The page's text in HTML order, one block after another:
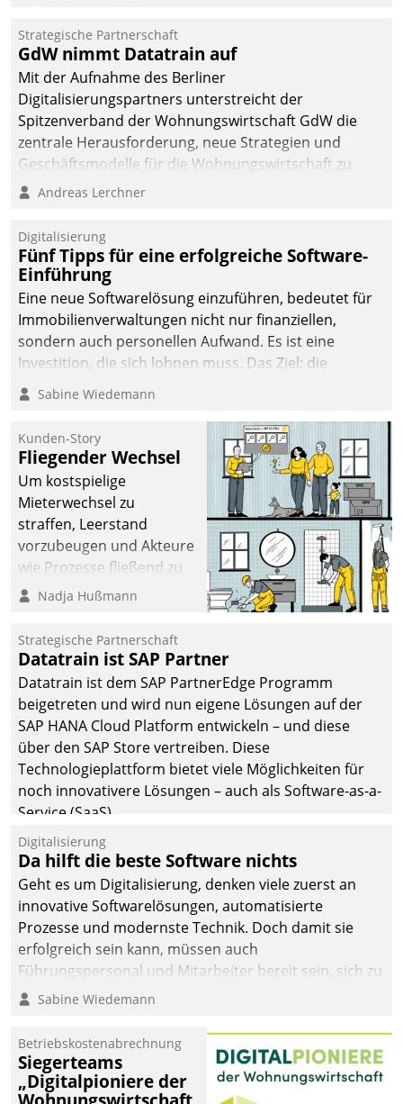
Unternehmen.
Strategische Partnerschaft
GdW nimmt Datatrain auf
Mit der Aufnahme des Berliner
Digitalisierungspartners unterstreicht der
Spitzenverband der Wohnungswirtschaft GdW die
zentrale Herausforderung, neue Strategien und
Geschäftsmodelle für die Wohnungswirtschaft zu
entwickeln.
Andreas Lerchner
Digitalisierung
Fünf Tipps für eine erfolgreiche Software-
Einführung
Eine neue Softwarelösung einzuführen, bedeutet für
Immobilienverwaltungen nicht nur finanziellen,
sondern auch personellen Aufwand. Es ist eine
Investition, die sich lohnen muss. Das Ziel: die
nachhaltige Optimierung der Geschäftsabläufe. Damit
dieses Ziel erreicht wird, sollten einige Grundregeln
Sabine Wiedemann
Kunden-Story
Fliegender Wechsel
Um kostspielige
Mieterwechsel zu
straffen, Leerstand
vorzubeugen und Akteure
wie Prozesse fließend zu
vernetzen, nutzt die
Jahresbeginn eine
Überblick, Einsicht und
Eingriff bietende Lösung.
Zur Entwicklung setzte
man auf
Cloudtechnologie,
bewährte und Startup-
Partner sowie erstmals
agile Projektmethoden.
Nadja Hußmann
Strategische Partnerschaft
Datatrain ist SAP Partner
Datatrain ist dem SAP PartnerEdge Programm
beigetreten und wird nun eigene Lösungen auf der
SAP HANA Cloud Platform entwickeln – und diese
über den SAP Store vertreiben. Diese
Technologieplattform bietet viele Möglichkeiten für
noch innovativere Lösungen – auch als Software-as-a-
Service (SaaS).
Digitalisierung
Da hilft die beste Software nichts
Geht es um Digitalisierung, denken viele zuerst an
innovative Softwarelösungen, automatisierte
Prozesse und modernste Technik. Doch damit sie
erfolgreich sein kann, müssen auch
Führungspersonal und Mitarbeiter bereit sein, sich zu
verändern und anzupassen, sonst werden sie an ihr
Sabine Wiedemann
Betriebskostenabrechnung
Siegerteams
„Digitalpioniere der